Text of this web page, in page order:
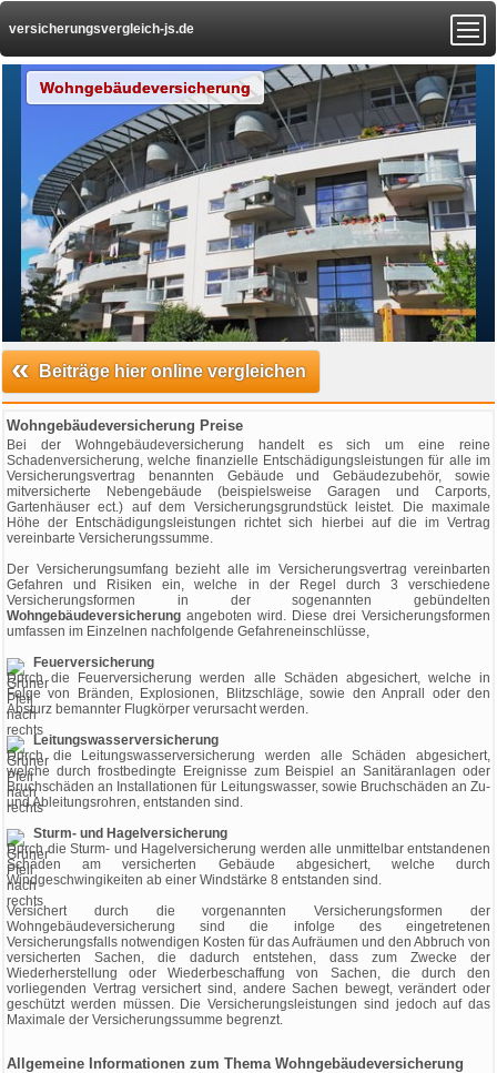
versicherungsvergleich-js.de
Wohngebäudeversicherung
« Beiträge hier online vergleichen
Wohngebäudeversicherung Preise
Bei der Wohngebäudeversicherung handelt es sich um eine reine
Schadenversicherung, welche finanzielle Entschädigungsleistungen für alle im
Versicherungsvertrag benannten Gebäude und Gebäudezubehör, sowie
mitversicherte Nebengebäude (beispielsweise Garagen und Carports,
Gartenhäuser ect.) auf dem Versicherungsgrundstück leistet. Die maximale
Höhe der Entschädigungsleistungen richtet sich hierbei auf die im Vertrag
vereinbarte Versicherungssumme.
Der Versicherungsumfang bezieht alle im Versicherungsvertrag vereinbarten
Gefahren und Risiken ein, welche in der Regel durch 3 verschiedene
Versicherungsformen in der sogenannten gebündelten
Wohngebäudeversicherung angeboten wird. Diese drei Versicherungsformen
umfassen im Einzelnen nachfolgende Gefahreneinschlüsse,
Feuerversicherung
Durch die Feuerversicherung werden alle Schäden abgesichert, welche in
Folge von Bränden, Explosionen, Blitzschläge, sowie den Anprall oder den
Absturz bemannter Flugkörper verursacht werden.
Leitungswasserversicherung
Durch die Leitungswasserversicherung werden alle Schäden abgesichert,
welche durch frostbedingte Ereignisse zum Beispiel an Sanitäranlagen oder
Bruchschäden an Installationen für Leitungswasser, sowie Bruchschäden an Zu-
und Ableitungsrohren, entstanden sind.
Sturm- und Hagelversicherung
Durch die Sturm- und Hagelversicherung werden alle unmittelbar entstandenen
Schäden am versicherten Gebäude abgesichert, welche durch
Windgeschwingikeiten ab einer Windstärke 8 entstanden sind.
Versichert durch die vorgenannten Versicherungsformen der
Wohngebäudeversicherung sind die infolge des eingetretenen
Versicherungsfalls notwendigen Kosten für das Aufräumen und den Abbruch von
versicherten Sachen, die dadurch entstehen, dass zum Zwecke der
Wiederherstellung oder Wiederbeschaffung von Sachen, die durch den
vorliegenden Vertrag versichert sind, andere Sachen bewegt, verändert oder
geschützt werden müssen. Die Versicherungsleistungen sind jedoch auf das
Maximale der Versicherungssumme begrenzt.
Allgemeine Informationen zum Thema Wohngebäudeversicherung